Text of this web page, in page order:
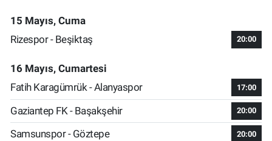
15 Mayıs, Cuma
Rizespor - Beşiktaş
20:00
16 Mayıs, Cumartesi
Fatih Karagümrük - Alanyaspor
17:00
Gaziantep FK - Başakşehir 20:00
Samsunspor - Göztepe 20:00